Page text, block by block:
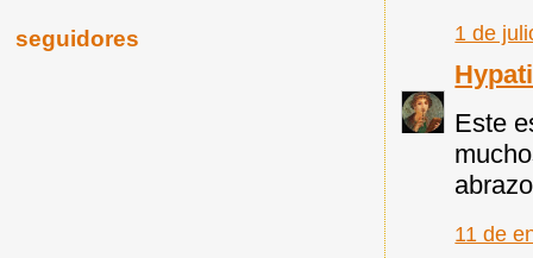
1 de
Este
11 de
seguidores